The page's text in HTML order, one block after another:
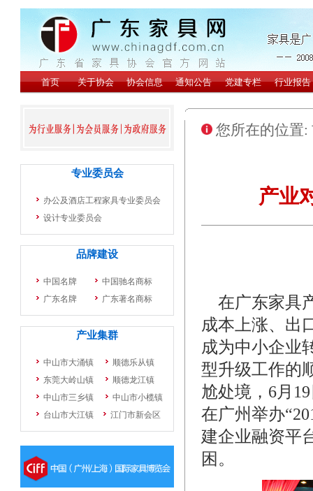
您所在的位置:
产业
在广东家具
成本上涨、出
成为中小企业
型升级工作的
尬处境，6月
在广州举办
建企业融资平
困。